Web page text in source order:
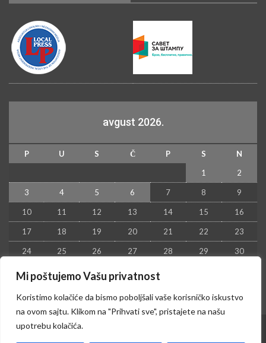
Mi poštujemo Vašu privatnost
Koristimo kolačiće da bismo poboljšali vaše korisničko iskustvo
na ovom sajtu. Klikom na "Prihvati sve", pristajete na našu
upotrebu kolačića.
avgust 2026.
P U S Č P S
N
1
2
3 4 5 6 7 8 9
10 11 12 13 14 15 16
17 18 19 20 21 22 23
24 25 26 27 28 29 30
31